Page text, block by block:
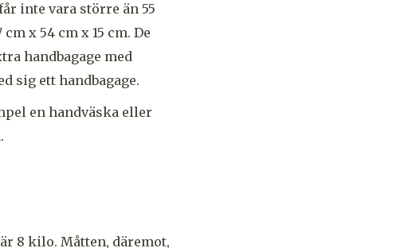
inte vara större än 55
x 54 cm x 15 cm. De
handbagage med
sig ett handbagage.
en handväska eller
8 kilo. Måtten, däremot,